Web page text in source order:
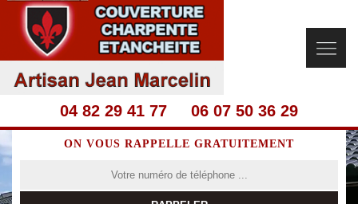
04 82 29 41 77 06 07 50 36 29
ON VOUS RAPPELLE GRATUITEMENT